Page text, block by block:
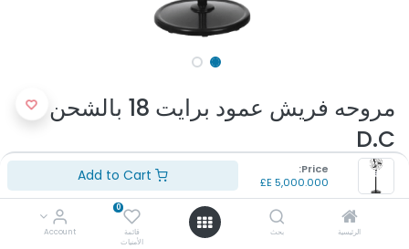
Price:
5,000.000
الرئيسية بحث
0
قائمة
الأمنيات
Account
مروحه فريش عمود برايت 18 بالشحن
D.C
(تقييم 0 )
البراند: فريش
النوع: مروحة ستاند
اللون: ابيض واسود